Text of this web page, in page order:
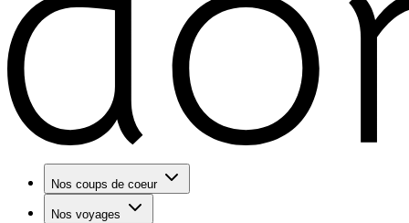
Nos coups de coeur
Nos voyages